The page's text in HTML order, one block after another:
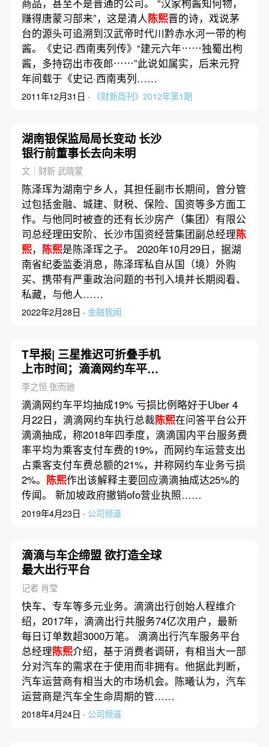
商品，甚至不是普通的公司。 “汉家枸酱知何物，
赚得唐蒙习部来”，这是清人陈熙晋的诗，戏说茅
台的源头可追溯到汉武帝时代川黔赤水河一带的枸
酱。《史记·西南夷列传》“建元六年⋯⋯独蜀出枸
酱，多持窃出市夜郎⋯⋯”此说如属实，后来元狩
年间载于《史记·西南夷列……
2011年12月31日 · 《财新周刊》2012年第1期
湖南银保监局局长变动 长沙
银行前董事长去向未明
文｜财新 武晓蒙
陈泽珲为湖南宁乡人，其担任副市长期间，曾分管
过包括金融、城建、财税、保险、国资等多方面工
作。与他同时被查的还有长沙房产（集团）有限公
司总经理田安阶、长沙市国资经营集团副总经理陈
熙， 陈熙是陈泽珲之子。 2020年10月29日，据湖
南省纪委监委消息，陈泽珲私自从国（境）外购
买、携带有严重政治问题的书刊入境并长期阅看、
私藏，与他人……
2022年2月28日 · 金融我闻
T早报| 三星推迟可折叠手机
上市时间；滴滴网约车平均
抽成19%；新加坡政府撤销
ofo营业执照
李之恒 张而驰
滴滴网约车平均抽成19% 亏损比例略好于Uber 4
月22日，滴滴网约车执行总裁陈熙在问答平台公开
滴滴抽成，称2018年四季度，滴滴国内平台服务费
率平均为乘客支付车费的19%，而网约车运营支出
占乘客支付车费总额的21%，并称网约车业务亏损
2%。 陈熙作出该解释主要回应滴滴抽成达25%的
传闻。 新加坡政府撤销ofo营业执照……
2019年4月23日 · 公司频道
滴滴与车企缔盟 欲打造全球
最大出行平台
记者 肖莹
快车、专车等多元业务。滴滴出行创始人程维介
绍，2017年，滴滴出行共服务74亿次用户，最新
每日订单数超3000万笔。 滴滴出行汽车服务平台
总经理陈熙介绍，基于消费者调研，有相当大一部
分对汽车的需求在于使用而非拥有。他据此判断，
汽车运营商有相当大的市场机会。陈曦认为，汽车
运营商是汽车全生命周期的管……
2018年4月24日 · 公司频道